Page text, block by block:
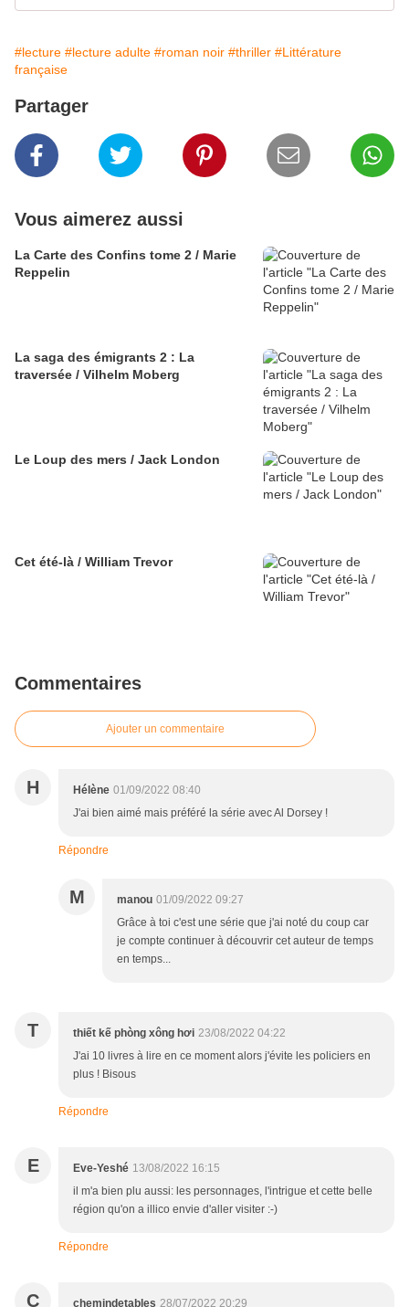
#lecture #lecture adulte #roman noir #thriller #Littérature
française
Partager
Vous aimerez aussi
La Carte des Confins tome 2 / Marie
Reppelin
La saga des émigrants 2 : La
traversée / Vilhelm Moberg
Le Loup des mers / Jack London
Cet été-là / William Trevor
Commentaires
Ajouter un commentaire
H Hélène 01/09/2022 08:40
J'ai bien aimé mais préféré la série avec Al Dorsey !
Répondre
M manou 01/09/2022 09:27
Grâce à toi c'est une série que j'ai noté du coup car
je compte continuer à découvrir cet auteur de temps
en temps...
T thiết kế phòng xông hơi 23/08/2022 04:22
J'ai 10 livres à lire en ce moment alors j'évite les policiers en
plus ! Bisous
Répondre
E Eve-Yeshé 13/08/2022 16:15
il m'a bien plu aussi: les personnages, l'intrigue et cette belle
région qu'on a illico envie d'aller visiter :-)
Répondre
C chemindetables 28/07/2022 20:29